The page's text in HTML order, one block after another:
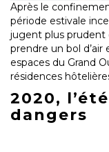
Après le
période estivale
jugent plus prudent
prendre un bol d’air
espaces du Grand
résidences
2020,
dangers